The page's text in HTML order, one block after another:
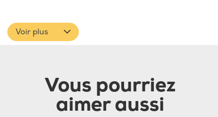
Voir plus
Vous pourriez
aimer aussi